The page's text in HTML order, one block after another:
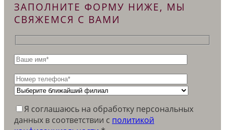
ЗАПОЛНИТЕ ФОРМУ НИЖЕ, МЫ
СВЯЖЕМСЯ С ВАМИ
Я соглашаюсь на обработку персональных
данных в соответствии c политикой